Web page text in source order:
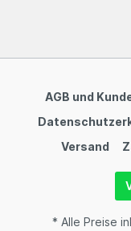
AGB und
Versand
* Alle Preise